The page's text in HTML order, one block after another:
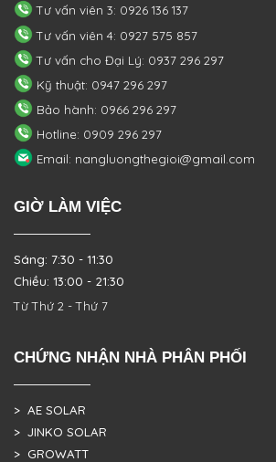
Tư vấn viên 3: 0926 136 137
Tư vấn viên 4: 0927 575 857
Tư vấn cho Đại Lý: 0937 296 297
Kỹ thuật: 0947 296 297
Bảo hành: 0966 296 297
Hotline: 0909 296 297
Email: nangluongthegioi@gmail.com
GIỜ LÀM VIỆC
Sáng: 7:30 - 11:30
Chiều: 13:00 - 21:30
Từ Thứ 2 - Thứ 7
CHỨNG NHẬN NHÀ PHÂN PHỐI
> AE SOLAR
> JINKO SOLAR
> GROWATT